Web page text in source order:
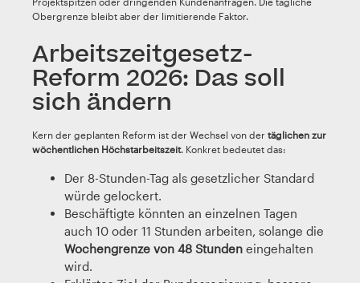
Obergrenze bleibt aber der limitierende Faktor.
Arbeitszeitgesetz-
Reform 2026: Das soll
sich ändern
Kern der geplanten Reform ist der Wechsel von der täglichen zur
wöchentlichen Höchstarbeitszeit. Konkret bedeutet das:
Der 8-Stunden-Tag als gesetzlicher Standard
würde gelockert.
Beschäftigte könnten an einzelnen Tagen
auch 10 oder 11 Stunden arbeiten, solange die
Wochengrenze von 48 Stunden eingehalten
wird.